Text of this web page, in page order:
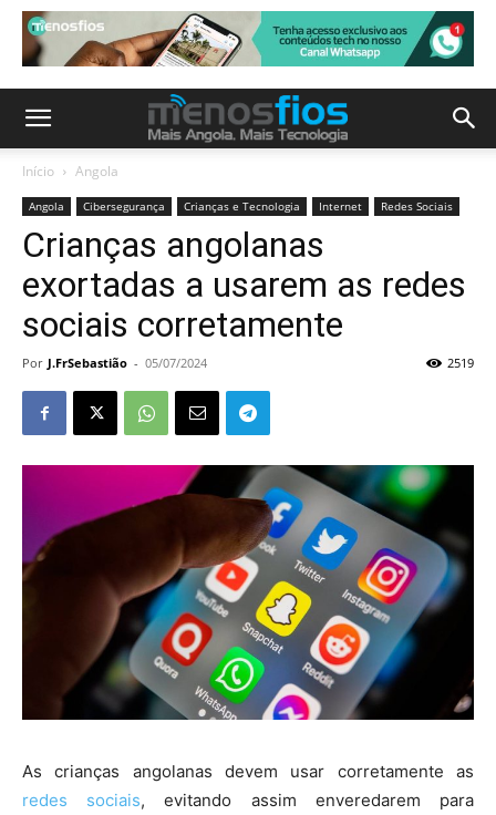
Início Angola
Angola Cibersegurança Crianças e Tecnologia Internet Redes Sociais
Crianças angolanas
exortadas a usarem as redes
sociais corretamente
Por J.FrSebastião - 05/07/2024 2519
As crianças angolanas devem usar corretamente as
redes sociais, evitando assim enveredarem para